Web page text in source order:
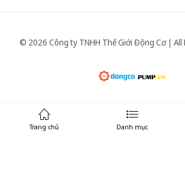
© 2026 Công ty TNHH Thế Giới Động Cơ | All
Giữ liên lạc:
Trang chủ Danh mục